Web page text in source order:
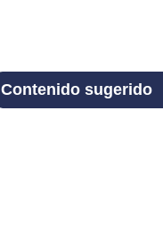
Contenido sugerido